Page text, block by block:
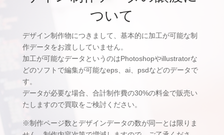
ついて
デザイン制作物につきまして、基本的に加工が可能な制
作データをお渡ししていません。
加工が可能なデータというのはPhotoshopやillustratorな
どのソフトで編集が可能なeps、ai、psdなどのデータで
す。
データが必要な場合、合計制作費の30%の料金で販売い
たしますので買取をご検討ください。
※制作ページ数とデザインデータの数が同一とは限りま